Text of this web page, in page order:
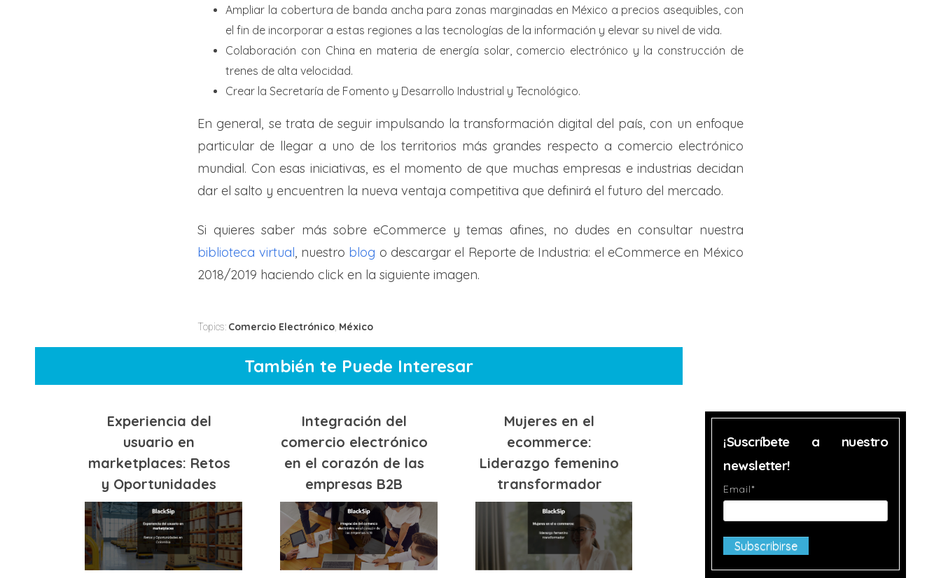
Ampliar la cobertura de banda ancha para zonas marginadas en México a precios asequibles, con
el fin de incorporar a estas regiones a las tecnologías de la información y elevar su nivel de vida.
Colaboración con China en materia de energía solar, comercio electrónico y la construcción de
trenes de alta velocidad.
Crear la Secretaría de Fomento y Desarrollo Industrial y Tecnológico.
En general, se trata de seguir impulsando la transformación digital del país, con un enfoque
particular de llegar a uno de los territorios más grandes respecto a comercio electrónico
mundial. Con esas iniciativas, es el momento de que muchas empresas e industrias decidan
dar el salto y encuentren la nueva ventaja competitiva que definirá el futuro del mercado.
Si quieres saber más sobre eCommerce y temas afines, no dudes en consultar nuestra
biblioteca virtual , nuestro blog o descargar el Reporte de Industria: el eCommerce en México
2018/2019 haciendo click en la siguiente imagen.
Topics: Comercio Electrónico México
También te Puede Interesar
Experiencia del
usuario en
marketplaces: Retos
y Oportunidades
Integración del
comercio electrónico
en el corazón de las
empresas B2B
Mujeres en el
ecommerce:
Liderazgo femenino
transformador
¡Suscríbete a nuestro
newsletter!
Email*